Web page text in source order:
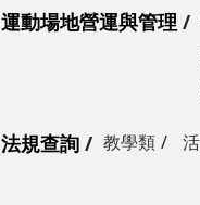
運動場地營運與管理
法規查詢 教學類